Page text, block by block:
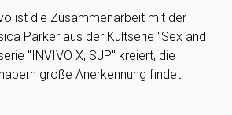
ist die Zusammenarbeit mit der
Parker aus der Kultserie "Sex and
"INVIVO X, SJP" kreiert, die
große Anerkennung findet.